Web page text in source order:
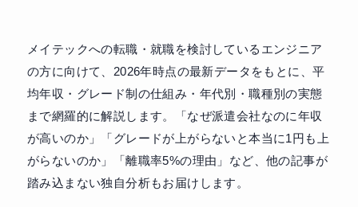
メイテックへの転職・就職を検討しているエンジニア
の方に向けて、2026年時点の最新データをもとに、平
均年収・グレード制の仕組み・年代別・職種別の実態
まで網羅的に解説します。「なぜ派遣会社なのに年収
が高いのか」「グレードが上がらないと本当に1円も上
がらないのか」「離職率5%の理由」など、他の記事が
踏み込まない独自分析もお届けします。